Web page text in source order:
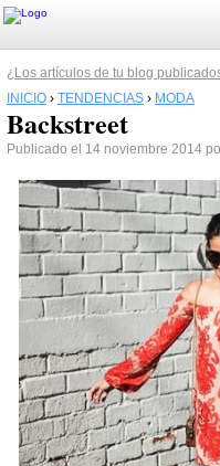
¿Los artículos de tu blog
INICIO › TENDENCIAS › MODA
Backstreet
Publicado el 14 noviembre 2014